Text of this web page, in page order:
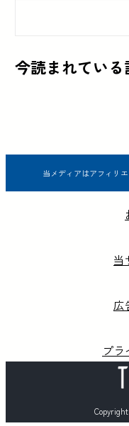
今読まれている
当メディアはアフィリ
当
広
プ